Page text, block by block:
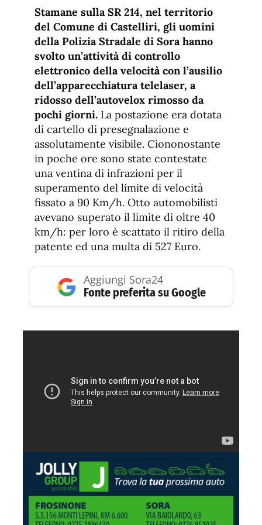
de
fuente
de
fuente.
Stamane sulla SR 214, nel territorio
del Comune di Castelliri, gli uomini
della Polizia Stradale di Sora hanno
svolto un’attività di controllo
elettronico della velocità con l’ausilio
dell’apparecchiatura telelaser, a
ridosso dell’autovelox rimosso da
pochi giorni. La postazione era dotata
di cartello di presegnalazione e
assolutamente visibile. Ciononostante
in poche ore sono state contestate
una ventina di infrazioni per il
superamento del limite di velocità
fissato a 90 Km/h. Otto automobilisti
avevano superato il limite di oltre 40
km/h: per loro è scattato il ritiro della
patente ed una multa di 527 Euro.
Aggiungi Sora24
Fonte preferita su Google